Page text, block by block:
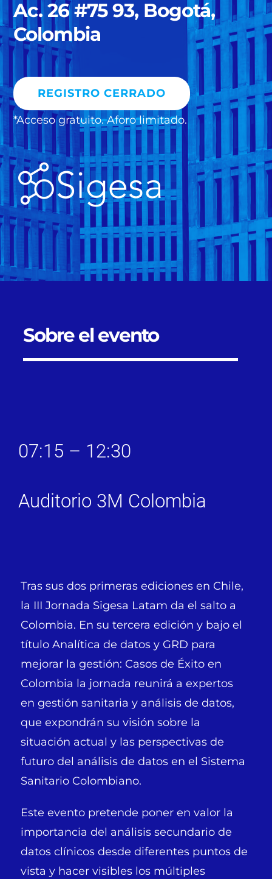
Ac. 26 #75 93, Bogotá,
Colombia
REGISTRO CERRADO
*Acceso gratuito. Aforo limitado.
Sobre el evento
07:15 – 12:30
Auditorio 3M Colombia
Tras sus dos primeras ediciones en Chile,
la III Jornada Sigesa Latam da el salto a
Colombia. En su tercera edición y bajo el
título Analítica de datos y GRD para
mejorar la gestión: Casos de Éxito en
Colombia la jornada reunirá a expertos
en gestión sanitaria y análisis de datos,
que expondrán su visión sobre la
situación actual y las perspectivas de
futuro del análisis de datos en el Sistema
Sanitario Colombiano.
Este evento pretende poner en valor la
importancia del análisis secundario de
datos clínicos desde diferentes puntos de
vista y hacer visibles los múltiples